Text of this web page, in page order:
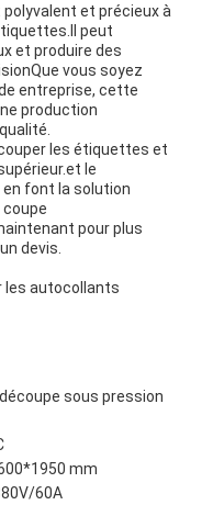
et précieux à
peut
et produire des
vous soyez
entreprise, cette
production
les étiquettes et
le
font la solution
pour plus
devis.
les autocollants
sous pression
mm
60A